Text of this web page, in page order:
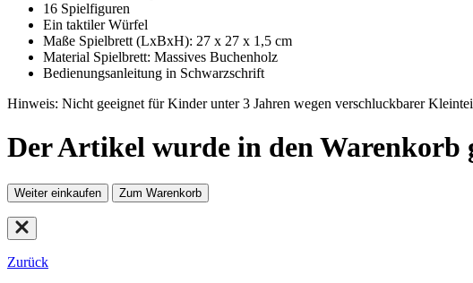
16 Spielfiguren
Ein taktiler Würfel
Maße Spielbrett (LxBxH): 27 x 27 x 1,5 cm
Material Spielbrett: Massives Buchenholz
Bedienungsanleitung in Schwarzschrift
Hinweis: Nicht geeignet für Kinder unter 3 Jahren wegen verschluckbarer
Der Artikel wurde in den Warenkorb
Weiter einkaufen Zum Warenkorb
Zurück